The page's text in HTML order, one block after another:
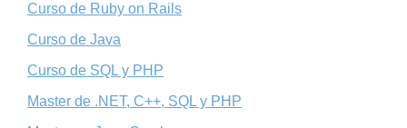
Curso de Ruby on Rails
Curso de Java
Curso de SQL y PHP
Master de .NET, C++, SQL y PHP